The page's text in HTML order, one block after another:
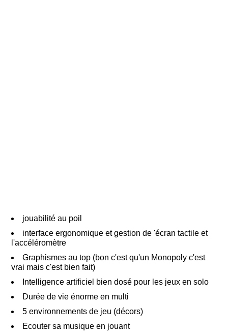
jouabilité au poil
interface ergonomique et gestion de 'écran tactile et
l'accéléromètre
Graphismes au top (bon c'est qu'un Monopoly c'est
vrai mais c'est bien fait)
Intelligence artificiel bien dosé pour les jeux en solo
Durée de vie énorme en multi
5 environnements de jeu (décors)
Ecouter sa musique en jouant